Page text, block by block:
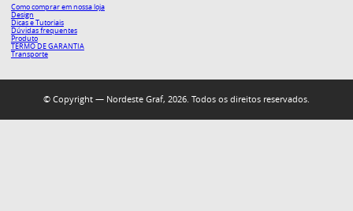
Como comprar em nossa loja
Design
Dicas e Tutoriais
Dúvidas frequentes
Produto
TERMO DE GARANTIA
Transporte
© Copyright — Nordeste Graf, 2026. Todos os direitos reservados.